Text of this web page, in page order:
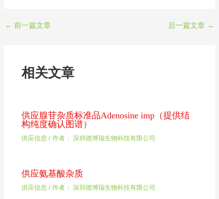
← 前一篇文章 后一篇文章 →
相关文章
供应腺苷杂质标准品Adenosine imp（提供结
构纯度确认图谱）
供应信息 / 作者： 深圳德博瑞生物科技有限公司
供应氨基酸杂质
供应信息 / 作者： 深圳德博瑞生物科技有限公司